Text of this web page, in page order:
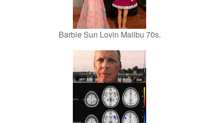
Barbie Sun Lovin Malibu 70s.